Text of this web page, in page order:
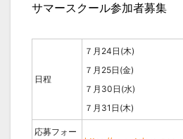
サマースクール参加者募集
日程
７月24日(木)
７月25日(金)
７月30日(水)
７月31日(木)
応募フォー